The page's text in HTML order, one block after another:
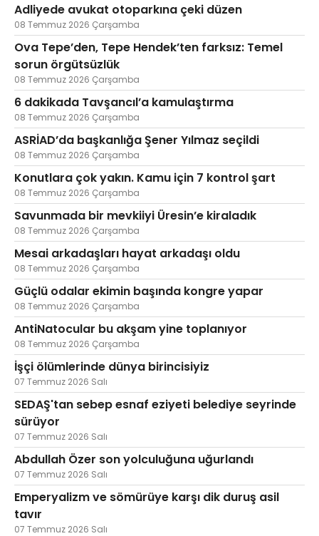
Adliyede avukat otoparkına çeki düzen
08 Temmuz 2026 Çarşamba
Ova Tepe’den, Tepe Hendek’ten farksız: Temel
sorun örgütsüzlük
08 Temmuz 2026 Çarşamba
6 dakikada Tavşancıl’a kamulaştırma
08 Temmuz 2026 Çarşamba
ASRİAD’da başkanlığa Şener Yılmaz seçildi
08 Temmuz 2026 Çarşamba
Konutlara çok yakın. Kamu için 7 kontrol şart
08 Temmuz 2026 Çarşamba
Savunmada bir mevkiiyi Üresin’e kiraladık
08 Temmuz 2026 Çarşamba
Mesai arkadaşları hayat arkadaşı oldu
08 Temmuz 2026 Çarşamba
Güçlü odalar ekimin başında kongre yapar
08 Temmuz 2026 Çarşamba
AntiNatocular bu akşam yine toplanıyor
08 Temmuz 2026 Çarşamba
İşçi ölümlerinde dünya birincisiyiz
07 Temmuz 2026 Salı
SEDAŞ'tan sebep esnaf eziyeti belediye seyrinde
sürüyor
07 Temmuz 2026 Salı
Abdullah Özer son yolculuğuna uğurlandı
07 Temmuz 2026 Salı
Emperyalizm ve sömürüye karşı dik duruş asil
tavır
07 Temmuz 2026 Salı